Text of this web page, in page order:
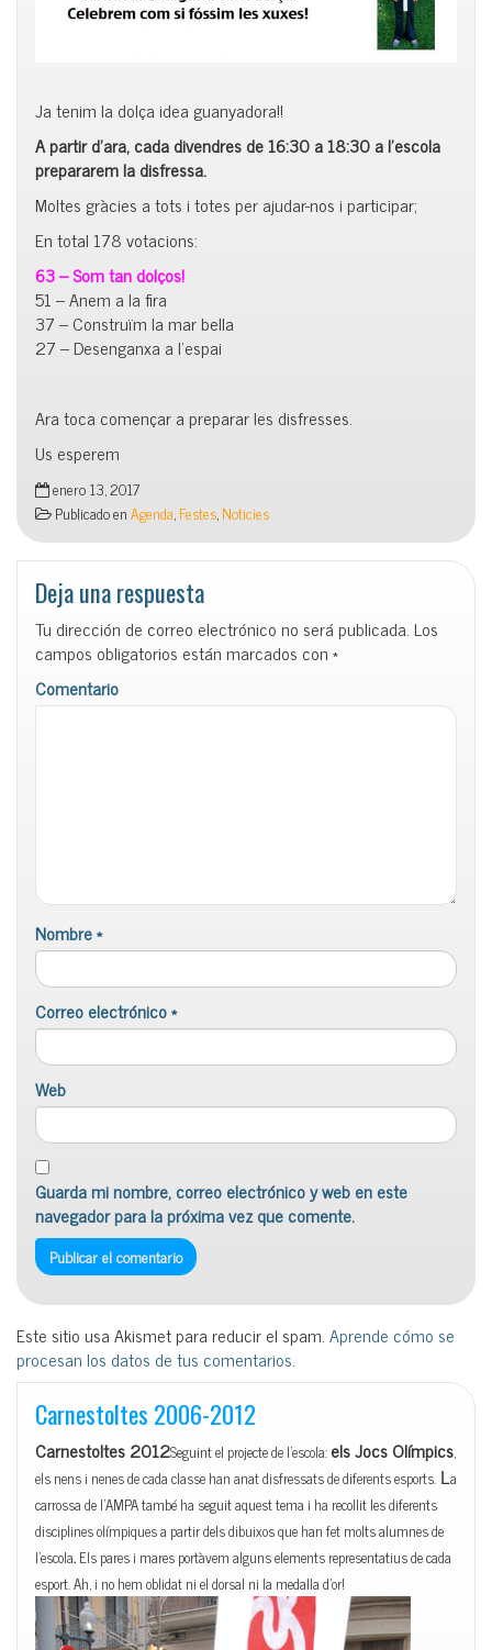
Ja tenim la dolça idea guanyadora!!
A partir d’ara, cada divendres de 16:30 a 18:30 a l’escola
prepararem la disfressa.
Moltes gràcies a tots i totes per ajudar-nos i participar;
En total 178 votacions:
63 – Som tan dolços!
51 – Anem a la fira
37 – Construïm la mar bella
27 – Desenganxa a l’espai
Ara toca començar a preparar les disfresses.
Us esperem
enero 13, 2017
Publicado enAgenda,Festes,Noticies
Deja una respuesta
Tu dirección de correo electrónico no será publicada.Los
campos obligatorios están marcados con*
Comentario
Nombre*
Correo electrónico*
Web
Guarda mi nombre, correo electrónico y web en este
navegador para la próxima vez que comente.
Este sitio usa Akismet para reducir el spam.Aprende cómo se
procesan los datos de tus comentarios.
Carnestoltes 2006-2012
Carnestoltes 2012Seguint el projecte de l’escola:els Jocs Olímpics,
els nens i nenes de cada classe han anat disfressats de diferents esports. La
carrossa de l’AMPA també ha seguit aquest tema i ha recollit les diferents
disciplines olímpiques a partir dels dibuixos que han fet molts alumnes de
l’escola.Els pares i mares portàvem alguns elements representatius de cada
esport. Ah, i no hem oblidat ni el dorsal ni la medalla d’or!